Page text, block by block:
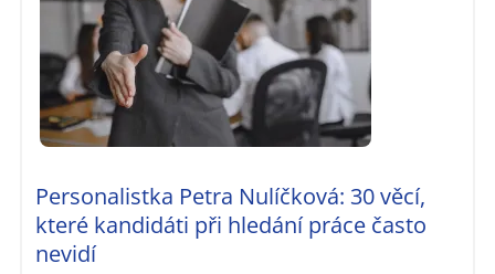
Personalistka Petra Nulíčková: 30 věcí,
které kandidáti při hledání práce často
nevidí